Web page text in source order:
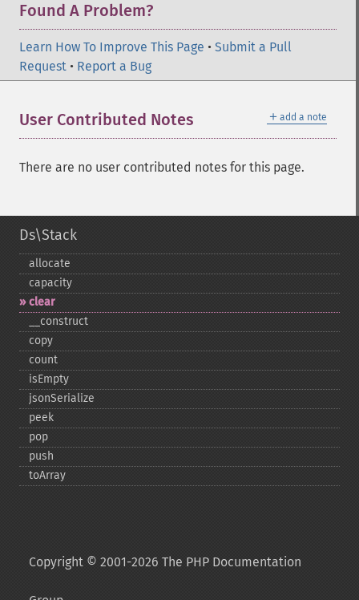
Found A Problem?
Learn How To Improve This Page • Submit a Pull
Request • Report a Bug
＋ add a note
User Contributed Notes
There are no user contributed notes for this page.
Ds\Stack
allocate
capacity
clear
_​_​construct
copy
count
isEmpty
jsonSerialize
peek
pop
push
toArray
Copyright © 2001-2026 The PHP Documentation